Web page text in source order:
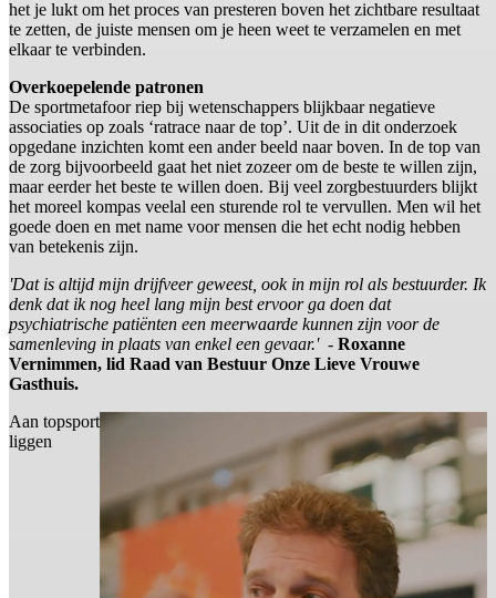
het je lukt om het proces van presteren boven het zichtbare resultaat
te zetten, de juiste mensen om je heen weet te verzamelen en met
elkaar te verbinden.
Overkoepelende patronen
De sportmetafoor riep bij wetenschappers blijkbaar negatieve
associaties op zoals ‘ratrace naar de top’. Uit de in dit onderzoek
opgedane inzichten komt een ander beeld naar boven. In de top van
de zorg bijvoorbeeld gaat het niet zozeer om de beste te willen zijn,
maar eerder het beste te willen doen. Bij veel zorgbestuurders blijkt
het moreel kompas veelal een sturende rol te vervullen. Men wil het
goede doen en met name voor mensen die het echt nodig hebben
van betekenis zijn.
'Dat is altijd mijn drijfveer geweest, ook in mijn rol als bestuurder. Ik
denk dat ik nog heel lang mijn best ervoor ga doen dat
psychiatrische patiënten een meerwaarde kunnen zijn voor de
samenleving in plaats van enkel een gevaar.'- Roxanne
Vernimmen, lid Raad van Bestuur Onze Lieve Vrouwe
Gasthuis.
Aan topsport
liggen